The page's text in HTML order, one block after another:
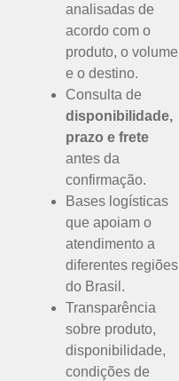
analisadas de
acordo com o
produto, o volume
e o destino.
Consulta de
disponibilidade,
prazo e frete
antes da
confirmação.
Bases logísticas
que apoiam o
atendimento a
diferentes regiões
do Brasil.
Transparência
sobre produto,
disponibilidade,
condições de